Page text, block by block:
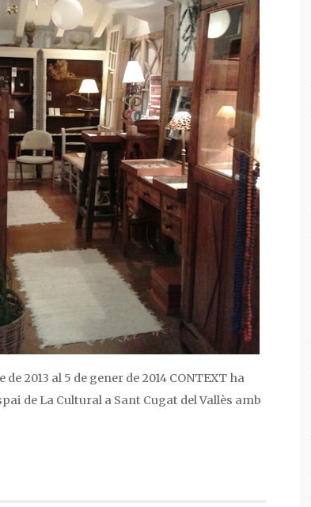
de 2013 al 5 de gener de 2014 CONTEXT ha
de La Cultural a Sant Cugat del Vallès amb